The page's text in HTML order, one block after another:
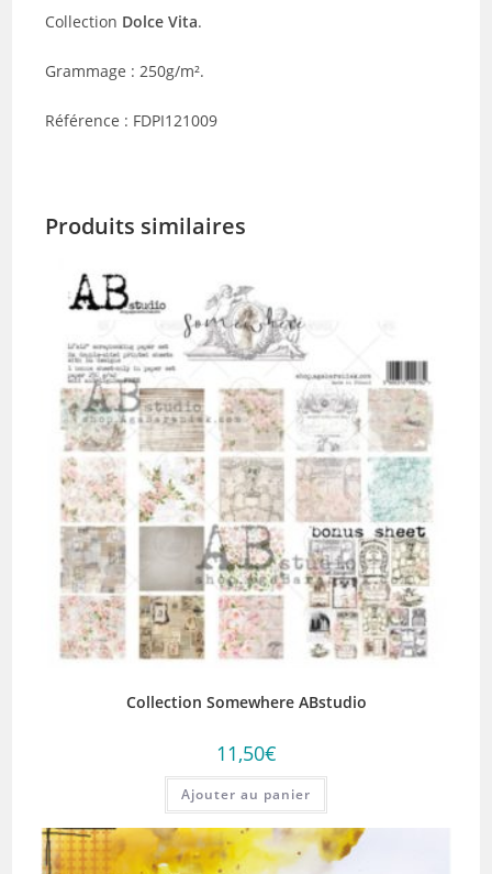
Collection Dolce Vita.
Grammage : 250g/m².
Référence : FDPI121009
Produits similaires
Collection Somewhere ABstudio
11,50€
Ajouter au panier